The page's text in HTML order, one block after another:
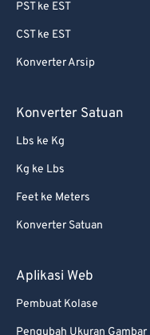
PST ke EST
CST ke EST
Konverter Arsip
Konverter Satuan
Lbs ke Kg
Kg ke Lbs
Feet ke Meters
Konverter Satuan
Aplikasi Web
Pembuat Kolase
Pengubah Ukuran Gambar